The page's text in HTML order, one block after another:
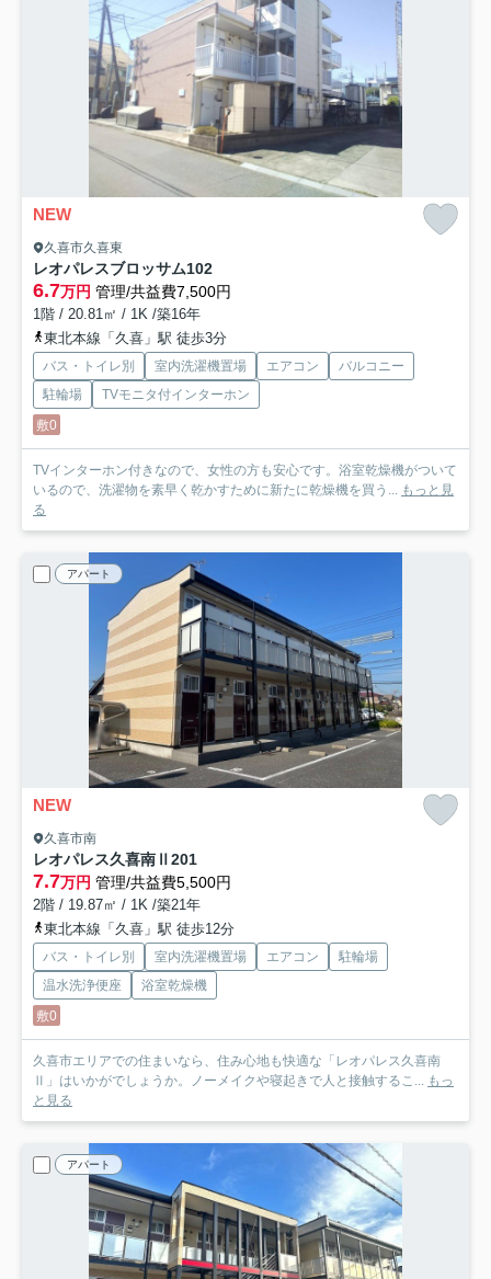
NEW
久喜市久喜東
レオパレスブロッサム102
6.7万円 管理/共益費7,500円
1階 / 20.81㎡ / 1K /築16年
東北本線「久喜」駅 徒歩3分
バス・トイレ別 室内洗濯機置場 エアコン
バルコニー
駐輪場
TVモニタ付インターホン
敷0
TVインターホン付きなので、女性の方も安心です。浴室乾燥機がついて
いるので、洗濯物を素早く乾かすために新たに乾燥機を買う... もっと見
る
アパート
NEW
久喜市南
レオパレス久喜南Ⅱ 201
7.7万円 管理/共益費5,500円
2階 / 19.87㎡ / 1K /築21年
東北本線「久喜」駅 徒歩12分
バス・トイレ別 室内洗濯機置場 エアコン
駐輪場
温水洗浄便座
浴室乾燥機
敷0
久喜市エリアでの住まいなら、住み心地も快適な「レオパレス久喜南
Ⅱ」はいかがでしょうか。ノーメイクや寝起きで人と接触するこ... もっ
と見る
アパート